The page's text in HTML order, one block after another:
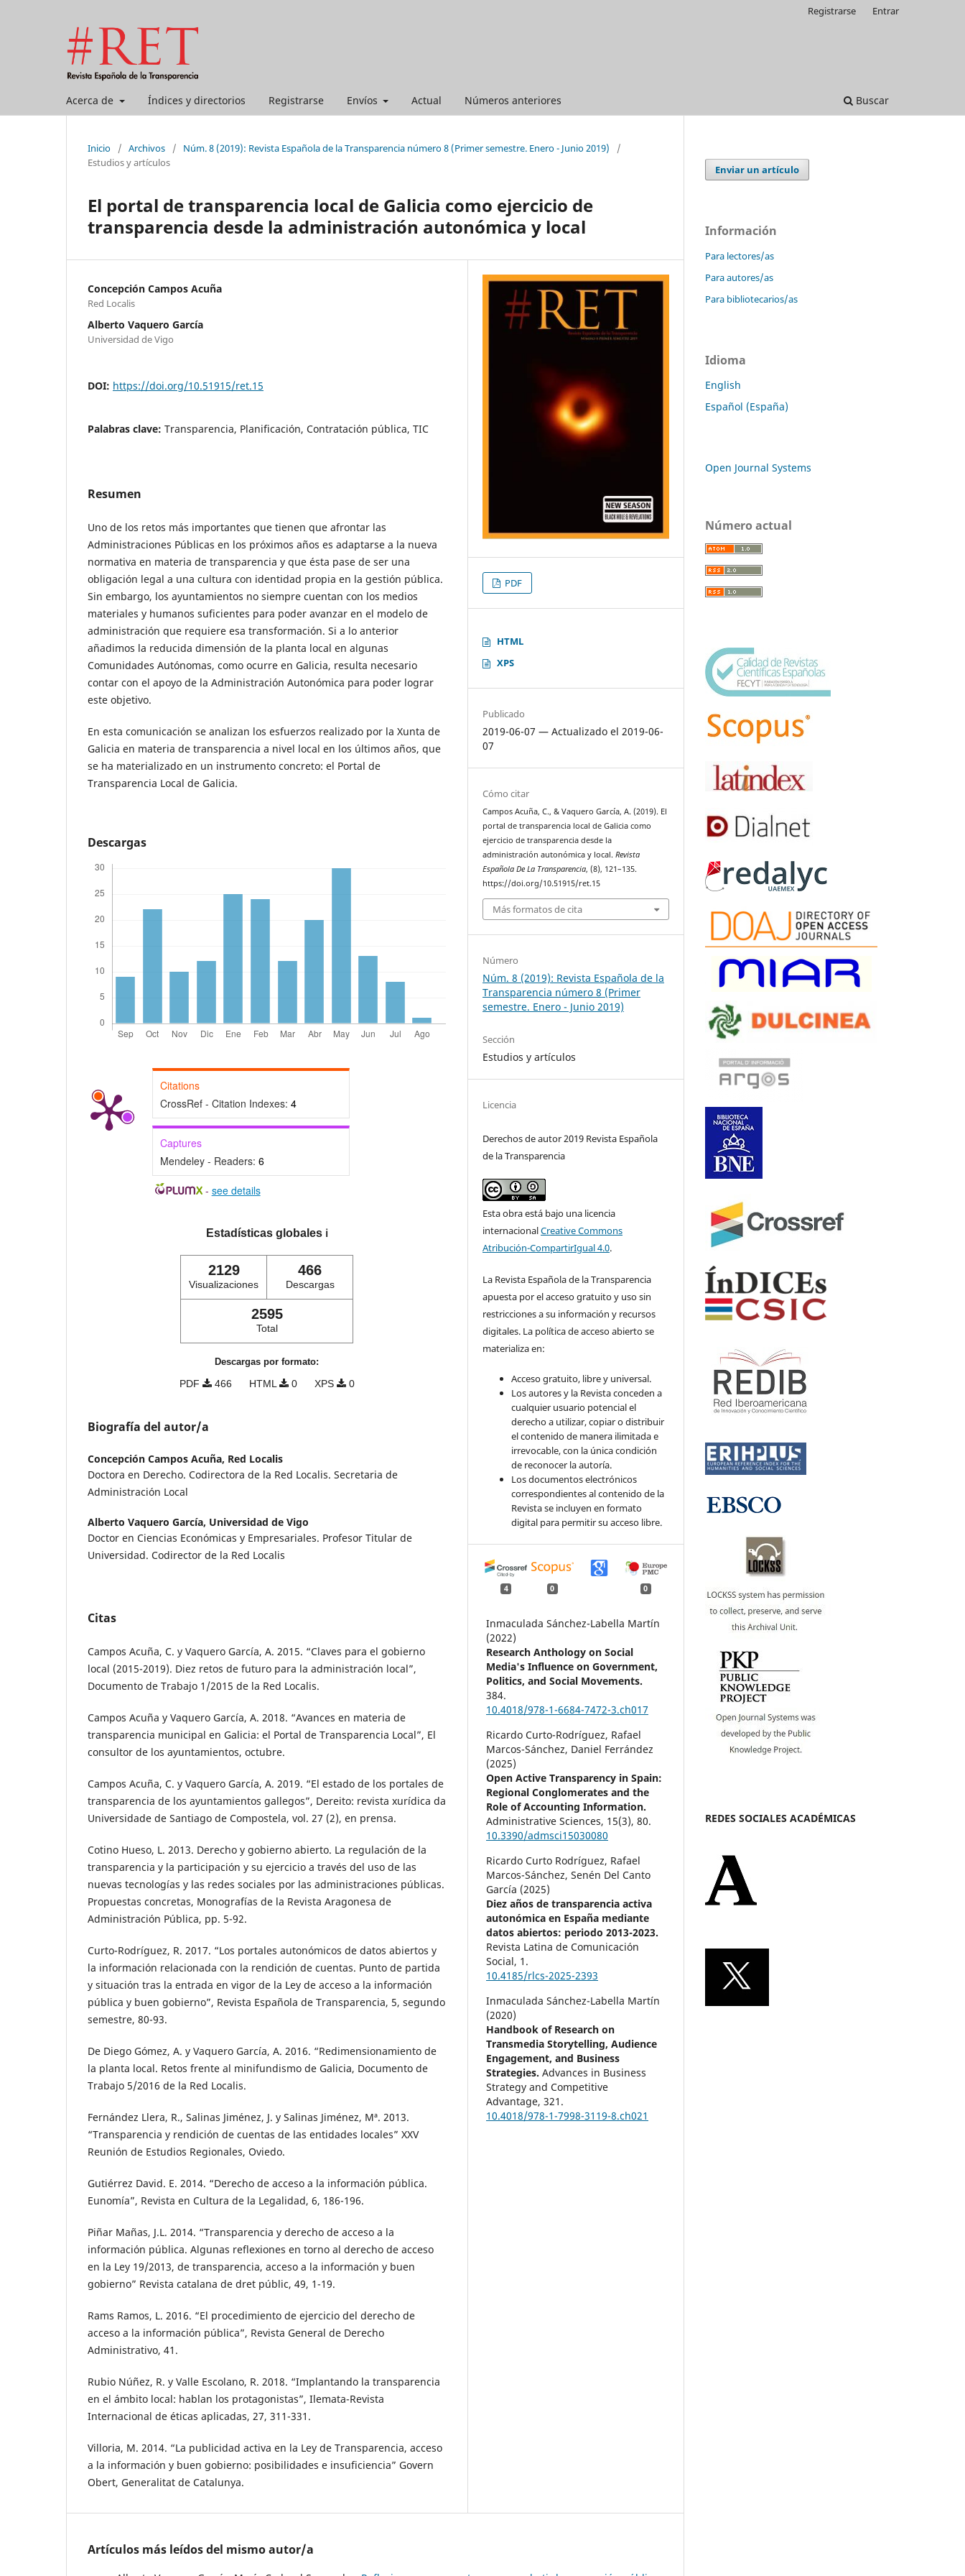
Acerca de Índices y directorios Registrarse Envíos Actual Números anteriores Buscar
Registrarse Entrar
Inicio / Archivos / Núm. 8 (2019): Revista Española de la Transparencia número 8 (Primer semestre. Enero - Junio 2019)
/
Estudios y artículos
El portal de transparencia local de Galicia como ejercicio de
transparencia desde la administración autonómica y local
Concepción Campos Acuña
Red Localis
Alberto Vaquero García
Universidad de Vigo
DOI: https://doi.org/10.51915/ret.15
Palabras clave: Transparencia, Planificación, Contratación pública, TIC
Resumen
Uno de los retos más importantes que tienen que afrontar las
Administraciones Públicas en los próximos años es adaptarse a la nueva
normativa en materia de transparencia y que ésta pase de ser una
obligación legal a una cultura con identidad propia en la gestión pública.
Sin embargo, los ayuntamientos no siempre cuentan con los medios
materiales y humanos suficientes para poder avanzar en el modelo de
administración que requiere esa transformación. Si a lo anterior
añadimos la reducida dimensión de la planta local en algunas
Comunidades Autónomas, como ocurre en Galicia, resulta necesario
contar con el apoyo de la Administración Autonómica para poder lograr
este objetivo.
En esta comunicación se analizan los esfuerzos realizado por la Xunta de
Galicia en materia de transparencia a nivel local en los últimos años, que
se ha materializado en un instrumento concreto: el Portal de
Transparencia Local de Galicia.
Descargas
Citations
CrossRef - Citation Indexes: 4
Captures
Mendeley - Readers: 6
- see details
Estadísticas globales ℹ️
2129
Visualizaciones
466
Descargas
2595
Total
Descargas por formato:
PDF 466 HTML 0 XPS 0
Biografía del autor/a
Concepción Campos Acuña, Red Localis
Doctora en Derecho. Codirectora de la Red Localis. Secretaria de
Administración Local
Alberto Vaquero García, Universidad de Vigo
Doctor en Ciencias Económicas y Empresariales. Profesor Titular de
Universidad. Codirector de la Red Localis
Citas
Campos Acuña, C. y Vaquero García, A. 2015. “Claves para el gobierno
local (2015-2019). Diez retos de futuro para la administración local”,
Documento de Trabajo 1/2015 de la Red Localis.
Campos Acuña y Vaquero García, A. 2018. “Avances en materia de
transparencia municipal en Galicia: el Portal de Transparencia Local”, El
consultor de los ayuntamientos, octubre.
Campos Acuña, C. y Vaquero García, A. 2019. “El estado de los portales de
transparencia de los ayuntamientos gallegos”, Dereito: revista xurídica da
Universidade de Santiago de Compostela, vol. 27 (2), en prensa.
Cotino Hueso, L. 2013. Derecho y gobierno abierto. La regulación de la
transparencia y la participación y su ejercicio a través del uso de las
nuevas tecnologías y las redes sociales por las administraciones públicas.
Propuestas concretas, Monografías de la Revista Aragonesa de
Administración Pública, pp. 5-92.
Curto-Rodríguez, R. 2017. “Los portales autonómicos de datos abiertos y
la información relacionada con la rendición de cuentas. Punto de partida
y situación tras la entrada en vigor de la Ley de acceso a la información
pública y buen gobierno”, Revista Española de Transparencia, 5, segundo
semestre, 80-93.
De Diego Gómez, A. y Vaquero García, A. 2016. “Redimensionamiento de
la planta local. Retos frente al minifundismo de Galicia, Documento de
Trabajo 5/2016 de la Red Localis.
Fernández Llera, R., Salinas Jiménez, J. y Salinas Jiménez, Mª. 2013.
“Transparencia y rendición de cuentas de las entidades locales” XXV
Reunión de Estudios Regionales, Oviedo.
Gutiérrez David. E. 2014. “Derecho de acceso a la información pública.
Eunomía”, Revista en Cultura de la Legalidad, 6, 186-196.
Piñar Mañas, J.L. 2014. “Transparencia y derecho de acceso a la
información pública. Algunas reflexiones en torno al derecho de acceso
en la Ley 19/2013, de transparencia, acceso a la información y buen
gobierno” Revista catalana de dret públic, 49, 1-19.
Rams Ramos, L. 2016. “El procedimiento de ejercicio del derecho de
acceso a la información pública”, Revista General de Derecho
Administrativo, 41.
Rubio Núñez, R. y Valle Escolano, R. 2018. “Implantando la transparencia
en el ámbito local: hablan los protagonistas”, Ilemata-Revista
Internacional de éticas aplicadas, 27, 311-331.
Villoria, M. 2014. “La publicidad activa en la Ley de Transparencia, acceso
a la información y buen gobierno: posibilidades e insuficiencia” Govern
Obert, Generalitat de Catalunya.
PDF
HTML
XPS
Publicado
2019-06-07 — Actualizado el 2019-06-
07
Cómo citar
Campos Acuña, C., & Vaquero García, A. (2019). El
portal de transparencia local de Galicia como
ejercicio de transparencia desde la
administración autonómica y local.Revista
Española De La Transparencia, (8), 121–135.
https://doi.org/10.51915/ret.15
Más formatos de cita
Número
Núm. 8 (2019): Revista Española de la
Transparencia número 8 (Primer
semestre. Enero - Junio 2019)
Sección
Estudios y artículos
Licencia
Derechos de autor 2019 Revista Española
de la Transparencia
Esta obra está bajo una licencia
internacionalCreative Commons
Atribución-CompartirIgual 4.0.
La Revista Española de la Transparencia
apuesta por el acceso gratuito y uso sin
restricciones a su información y recursos
digitales. La política de acceso abierto se
materializa en:
Acceso gratuito, libre y universal.
Los autores y la Revista conceden a
cualquier usuario potencial el
derecho a utilizar, copiar o distribuir
el contenido de manera ilimitada e
irrevocable, con la única condición
de reconocer la autoría.
Los documentos electrónicos
correspondientes al contenido de la
Revista se incluyen en formato
digital para permitir su acceso libre.
4 0 0
Inmaculada Sánchez-Labella Martín
(2022)
Research Anthology on Social
Media's Influence on Government,
Politics, and Social Movements.
384.
10.4018/978-1-6684-7472-3.ch017
Ricardo Curto-Rodríguez, Rafael
Marcos-Sánchez, Daniel Ferrández
(2025)
Open Active Transparency in Spain:
Regional Conglomerates and the
Role of Accounting Information.
Administrative Sciences, 15(3),80.
10.3390/admsci15030080
Ricardo Curto Rodríguez, Rafael
Marcos-Sánchez, Senén Del Canto
García (2025)
Diez años de transparencia activa
autonómica en España mediante
datos abiertos: periodo 2013-2023.
Revista Latina de Comunicación
Social, 1.
10.4185/rlcs-2025-2393
Inmaculada Sánchez-Labella Martín
(2020)
Handbook of Research on
Transmedia Storytelling, Audience
Engagement, and Business
Strategies.Advances in Business
Strategy and Competitive
Advantage,321.
10.4018/978-1-7998-3119-8.ch021
Artículos más leídos del mismo autor/a
Enviar un artículo
Información
Para lectores/as
Para autores/as
Para bibliotecarios/as
Idioma
English
Español (España)
Open Journal Systems
Número actual
REDES SOCIALES ACADÉMICAS